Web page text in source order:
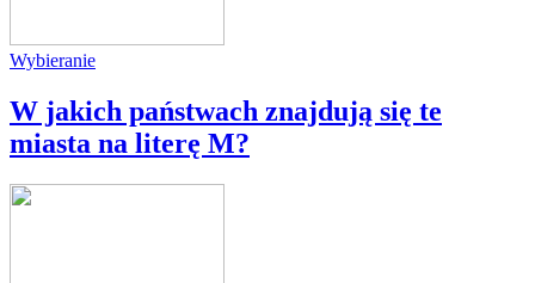
Wybieranie
W jakich państwach znajdują się te
miasta na literę M?